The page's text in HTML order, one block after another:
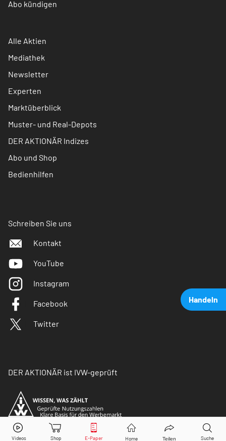
Handeln
JPMorgan Chase Aktie jetzt handeln?
Abo kündigen
Alle Aktien
Mediathek
Newsletter
Experten
Marktüberblick
Muster- und Real-Depots
DER AKTIONÄR Indizes
Abo und Shop
Bedienhilfen
Schreiben Sie uns
Kontakt
YouTube
Instagram
Facebook
Twitter
DER AKTIONÄR ist IVW-geprüft